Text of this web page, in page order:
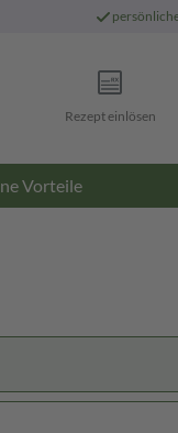
Rezept einlösen
Vorteile